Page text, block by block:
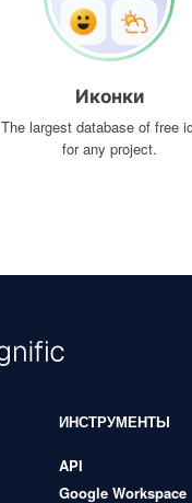
Иконки
The largest database of free
for any project.
ИНСТРУМЕНТЫ
API
Google Workspace